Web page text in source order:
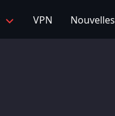
VPN Nouvelles